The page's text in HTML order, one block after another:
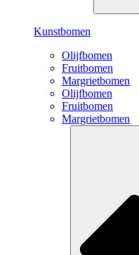
Kunstbomen
Olijfbomen
Fruitbomen
Margrietbomen
Olijfbomen
Fruitbomen
Margrietbomen